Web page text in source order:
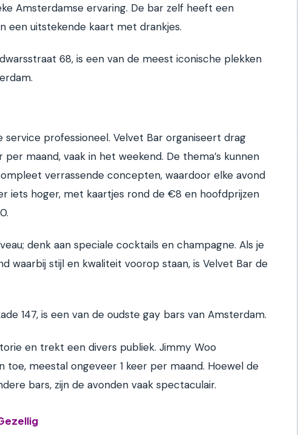
Amsterdamse ervaring. De bar zelf heeft een
een uitstekende kaart met drankjes.
68, is een van de meest iconische plekken
service professioneel. Velvet Bar organiseert drag
maand, vaak in het weekend. De thema’s kunnen
verrassende concepten, waardoor elke avond
iets hoger, met kaartjes rond de €8 en hoofdprijzen
denk aan speciale cocktails en champagne. Als je
waarbij stijl en kwaliteit voorop staan, is Velvet Bar de
147, is een van de oudste gay bars van Amsterdam.
en trekt een divers publiek. Jimmy Woo
toe, meestal ongeveer 1 keer per maand. Hoewel de
bars, zijn de avonden vaak spectaculair.